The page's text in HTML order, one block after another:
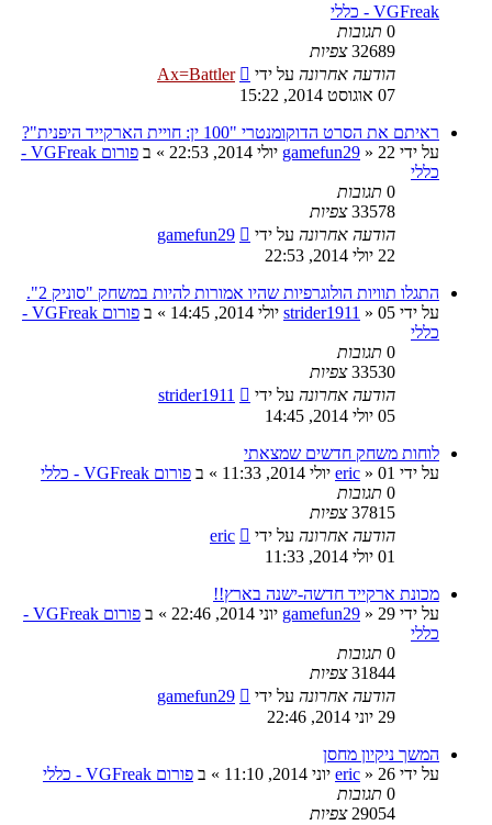
VGFreak - כללי
0 תגובות
32689 צפיות
הודעה אחרונה על ידי
Ax=Battler
07 אוגוסט 2014, 15:22
ראיתם את הסרט הדוקומנטרי "100 ין: חויית הארקייד היפנית"?
על ידי
gamefun29 » 22 יולי 2014, 22:53 » ב
פורום VGFreak -
כללי
0 תגובות
33578 צפיות
הודעה אחרונה על ידי
gamefun29
22 יולי 2014, 22:53
התגלו תוויות הולוגרפיות שהיו אמורות להיות במשחק "סוניק 2".
על ידי
strider1911 » 05 יולי 2014, 14:45 » ב
פורום VGFreak -
כללי
0 תגובות
33530 צפיות
הודעה אחרונה על ידי
strider1911
05 יולי 2014, 14:45
לוחות משחק חדשים שמצאתי
על ידי
eric » 01 יולי 2014, 11:33 » ב פורום VGFreak - כללי
0 תגובות
37815 צפיות
הודעה אחרונה על ידי
eric
01 יולי 2014, 11:33
מכונת ארקייד חדשה-ישנה בארץ!!
על ידי
gamefun29 » 29 יוני 2014, 22:46 » ב
פורום VGFreak -
כללי
0 תגובות
31844 צפיות
הודעה אחרונה על ידי
gamefun29
29 יוני 2014, 22:46
המשך ניקיון מחסן
על ידי
eric » 26 יוני 2014, 11:10 » ב פורום VGFreak - כללי
0 תגובות
29054 צפיות